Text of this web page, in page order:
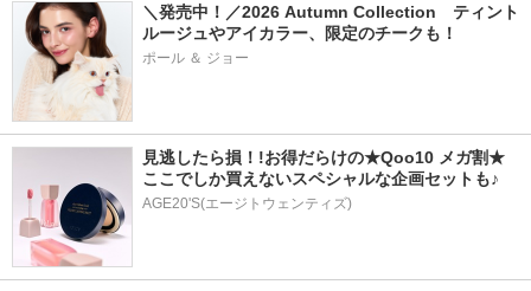
＼発売中！／2026 Autumn Collection　ティント
ルージュやアイカラー、限定のチークも！
ポール ＆ ジョー
見逃したら損！!お得だらけの★Qoo10 メガ割★
ここでしか買えないスペシャルな企画セットも♪
AGE20'S(エージトウェンティズ)